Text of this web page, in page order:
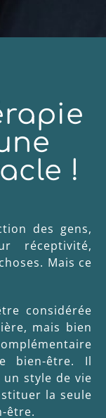
!
des gens,
réceptivité,
Mais ce
considérée
mais bien
bien-être. Il
style de vie
la seule
être.